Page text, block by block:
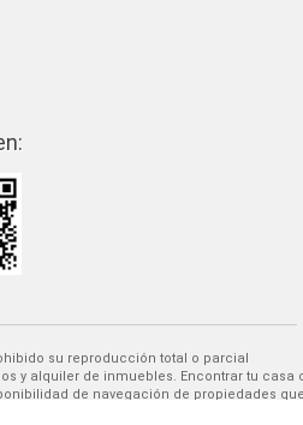
su reproducción total o parcial
de navegación de propiedades